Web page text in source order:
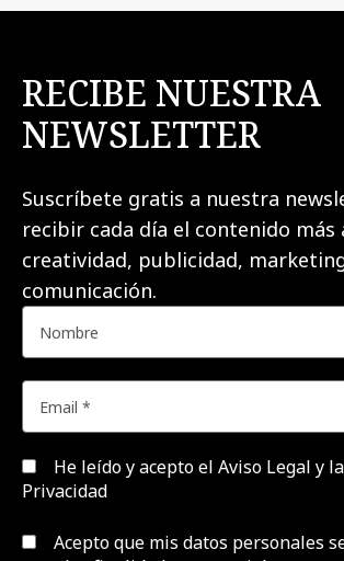
RECIBE NUESTRA
NEWSLETTER
Suscríbete gratis a nuestra
recibir cada día el contenido más
creatividad, publicidad,
comunicación.
He leído y acepto el Aviso Legal y
Privacidad
Acepto que mis datos personales